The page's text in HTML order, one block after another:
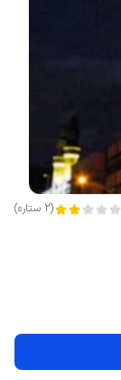
(
2 ستاره)